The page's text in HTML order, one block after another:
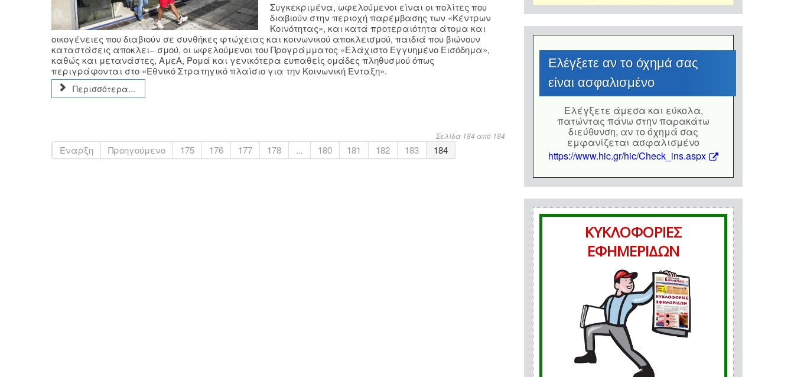
Συγκεκριμένα, ωφελούμενοι είναι οι πολίτες που
διαβιούν στην περιοχή παρέμβασης των «Κέντρων
Κοινότητας», και κατά προτεραιότητα άτομα και
οικογένειες που διαβιούν σε συνθήκες φτώχειας και κοινωνικού αποκλεισμού, παιδιά που βιώνουν
καταστάσεις αποκλει− σμού, οι ωφελούμενοι του Προγράμματος «Ελάχιστο Εγγυημένο Εισόδημα»,
καθώς και μετανάστες, ΑμεΑ, Ρομά και γενικότερα ευπαθείς ομάδες πληθυσμού όπως
περιγράφονται στο «Εθνικό Στρατηγικό πλαίσιο για την Κοινωνική Ένταξη».
Περισσότερα...
Σελίδα 184 από 184
Έναρξη Προηγούμενο 175 176 177 178 ... 180 181 182 183 184
Eλέγξετε αν το όχημά σας
είναι ασφαλισμένο
Eλέγξετε άμεσα και εύκολα,
πατώντας πάνω στην παρακάτω
διεύθυνση, αν το όχημά σας
εμφανίζεται ασφαλισμένο
https://www.hic.gr/hic/Check_ins.aspx
ΚΥΚΛΟΦΟΡΙΕΣ
ΕΦΗΜΕΡΙΔΩΝ